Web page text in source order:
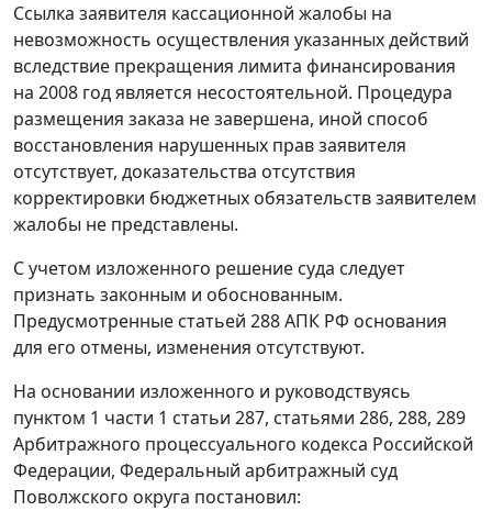
Ссылка заявителя кассационной жалобы на
невозможность осуществления указанных действий
вследствие прекращения лимита финансирования
на 2008 год является несостоятельной. Процедура
размещения заказа не завершена, иной способ
восстановления нарушенных прав заявителя
отсутствует, доказательства отсутствия
корректировки бюджетных обязательств заявителем
жалобы не представлены.
С учетом изложенного решение суда следует
признать законным и обоснованным.
Предусмотренные статьей 288АПК РФ основания
для его отмены, изменения отсутствуют.
На основании изложенного и руководствуясь
пунктом 1 части 1 статьи 287, статьями 286, 288, 289
Арбитражного процессуального кодекса Российской
Федерации, Федеральный арбитражный суд
Поволжского округа постановил: